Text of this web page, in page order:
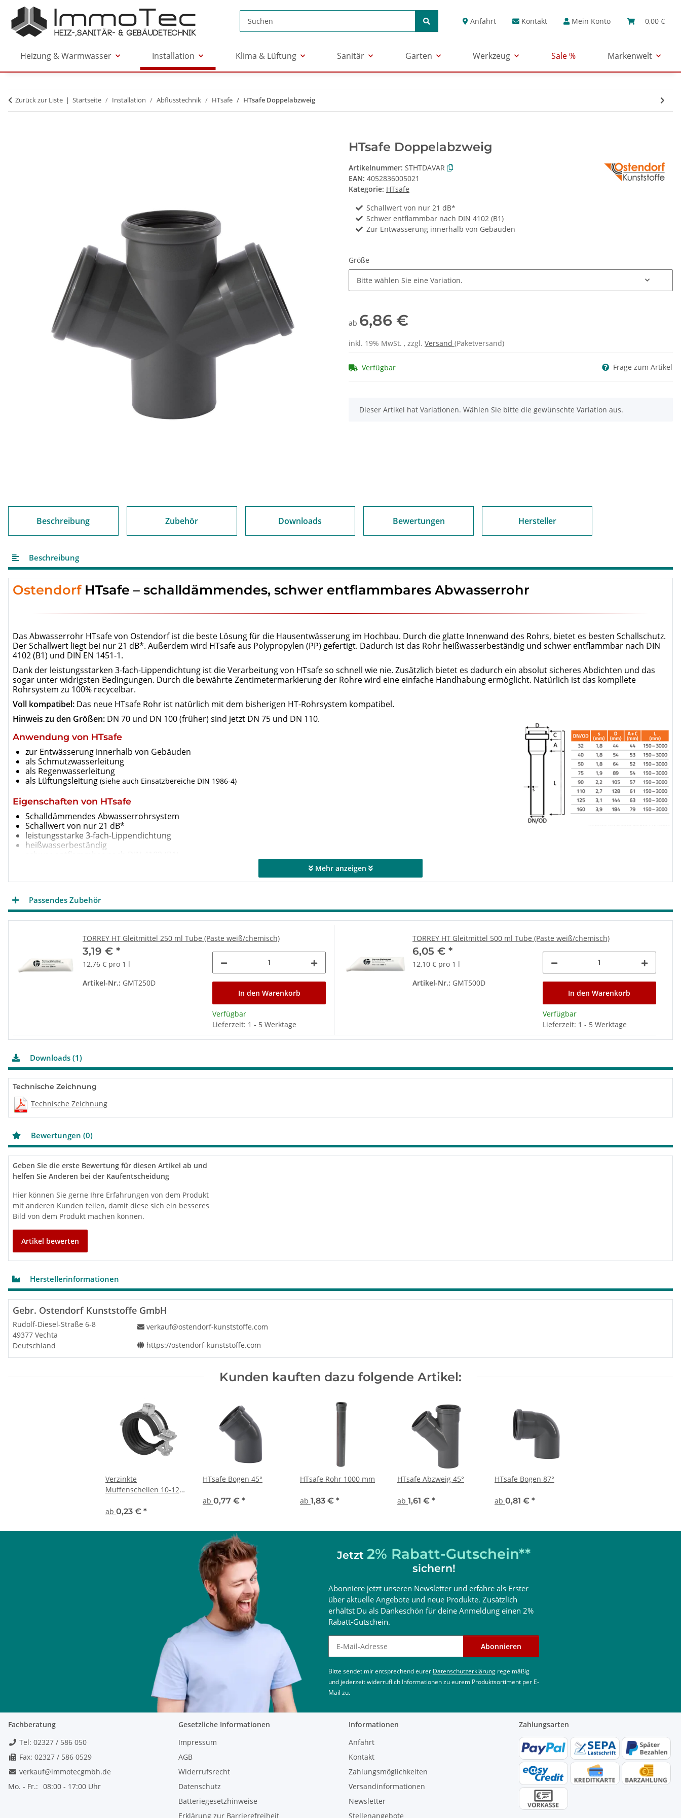
Anfahrt Kontakt Mein Konto 0,00 €
Heizung & Warmwasser Installation Klima & Lüftung Sanitär Garten Werkzeug Sale % Markenwelt
Zurück zur Liste Startseite Installation Abflusstechnik HTsafe HTsafe Doppelabzweig
HTsafe Doppelabzweig
Artikelnummer: STHTDAVAR
EAN: 4052836005021
Kategorie: HTsafe
Schallwert von nur 21 dB*
Schwer entflammbar nach DIN 4102 (B1)
Zur Entwässerung innerhalb von Gebäuden
Größe
Bitte wählen Sie eine Variation.
ab 6,86 €
inkl. 19% MwSt. , zzgl. Versand (Paketversand)
Verfügbar Frage zum Artikel
x
Dieser Artikel hat Variationen. Wählen Sie bitte die gewünschte Variation aus.
Beschreibung Zubehör Downloads Bewertungen Hersteller
Beschreibung
OstendorfHTsafe – schalldämmendes, schwer entflammbares Abwasserrohr
Das Abwasserrohr HTsafe von Ostendorf ist die beste Lösung für die Hausentwässerung im Hochbau. Durch die glatte Innenwand des Rohrs, bietet es besten Schallschutz.
Der Schallwert liegt bei nur 21 dB*. Außerdem wird HTsafe aus Polypropylen (PP) gefertigt. Dadurch ist das Rohr heißwasserbeständig und schwer entflammbar nach DIN
4102 (B1) und DIN EN 1451-1.
Dank der leistungsstarken 3-fach-Lippendichtung ist die Verarbeitung von HTsafe so schnell wie nie. Zusätzlich bietet es dadurch ein absolut sicheres Abdichten und das
sogar unter widrigsten Bedingungen. Durch die bewährte Zentimetermarkierung der Rohre wird eine einfache Handhabung ermöglicht. Natürlich ist das kompllete
Rohrsystem zu 100% recycelbar.
Voll kompatibel: Das neue HTsafe Rohr ist natürlich mit dem bisherigen HT-Rohrsystem kompatibel.
Hinweis zu den Größen: DN 70 und DN 100 (früher) sind jetzt DN 75 und DN 110.
Anwendung von HTsafe
zur Entwässerung innerhalb von Gebäuden
als Schmutzwasserleitung
als Regenwasserleitung
als Lüftungsleitung (siehe auch Einsatzbereiche DIN 1986-4)
Eigenschaften von HTsafe
Schalldämmendes Abwasserrohrsystem
Schallwert von nur 21 dB*
leistungsstarke 3-fach-Lippendichtung
heißwasserbeständig
* bei 4 Liter Volumenstrom gemäß Messung mit Bismat 1000 (P-BA 222/2016)
Mehr anzeigen
Passendes Zubehör
TORREY HT Gleitmittel 250 ml Tube (Paste weiß/chemisch)
3,19 € *
12,76 € pro 1 l
Artikel-Nr.: GMT250D
In den Warenkorb
Verfügbar
Lieferzeit: 1 - 5 Werktage
TORREY HT Gleitmittel 500 ml Tube (Paste weiß/chemisch)
6,05 €*
12,10 € pro 1 l
Artikel-Nr.: GMT500D
In den Warenkorb
Verfügbar
Lieferzeit: 1 - 5 Werktage
Downloads (1)
Technische Zeichnung
Technische Zeichnung
Bewertungen (0)
Geben Sie die erste Bewertung für diesen Artikel ab und
helfen Sie Anderen bei der Kaufentscheidung
Hier können Sie gerne Ihre Erfahrungen von dem Produkt
mit anderen Kunden teilen, damit diese sich ein besseres
Bild von dem Produkt machen können.
Artikel bewerten
Herstellerinformationen
Gebr. Ostendorf Kunststoffe GmbH
Rudolf-Diesel-Straße 6-8
49377 Vechta
Deutschland
verkauf@ostendorf-kunststoffe.com
https://ostendorf-kunststoffe.com
Kunden kauften dazu folgende Artikel:
Verzinkte
Muffenschellen 10-128
ab 0,23 € *
HTsafe Bogen 45°
ab 0,77 € *
HTsafe Rohr 1000 mm
ab 1,83 € *
HTsafe Abzweig 45°
ab 1,61 € *
HTsafe Bogen 87°
ab 0,81 € *
Jetzt 2% Rabatt-Gutschein**
sichern!
Abonniere jetzt unseren Newsletter und erfahre als Erster
über aktuelle Angebote und neue Produkte. Zusätzlich
erhältst Du als Dankeschön für deine Anmeldung einen 2%
Rabatt-Gutschein.
Newsletter abonnieren Abonnieren
Bitte sendet mir entsprechend eurer Datenschutzerklärung regelmäßig
und jederzeit widerruflich Informationen zu eurem Produktsortiment per E-
Mail zu.
Fachberatung
Tel: 02327 / 586 050
Fax: 02327 / 586 0529
verkauf@immotecgmbh.de
Mo. - Fr.: 08:00 - 17:00 Uhr
Gesetzliche Informationen
Impressum
AGB
Widerrufsrecht
Datenschutz
Batteriegesetzhinweise
Erklärung zur Barrierefreiheit
Informationen
Anfahrt
Kontakt
Zahlungsmöglichkeiten
Versandinformationen
Newsletter
Stellenangebote
Zahlungsarten